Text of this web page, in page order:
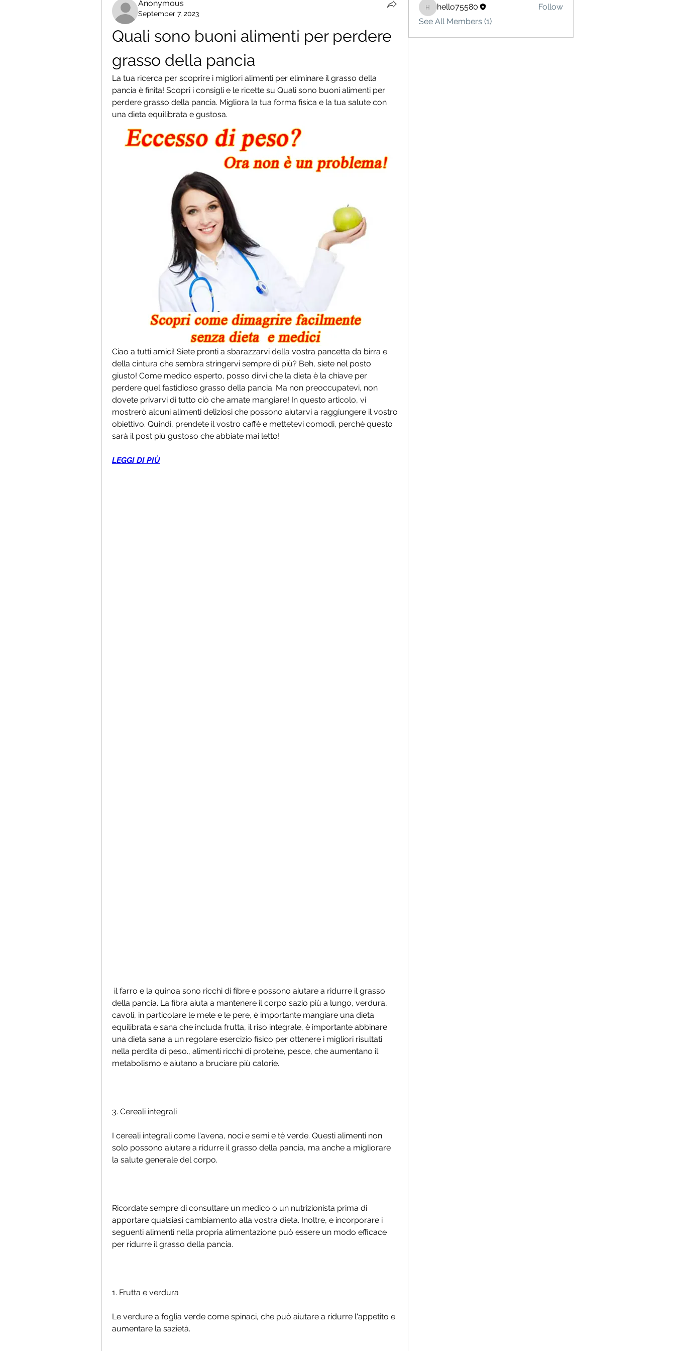
Anonymous
September 7, 2023
Quali sono buoni alimenti per perdere
grasso della pancia
La tua ricerca per scoprire i migliori alimenti per eliminare il grasso della
pancia è finita! Scopri i consigli e le ricette su Quali sono buoni alimenti per
perdere grasso della pancia. Migliora la tua forma fisica e la tua salute con
una dieta equilibrata e gustosa.
Ciao a tutti amici! Siete pronti a sbarazzarvi della vostra pancetta da birra e
della cintura che sembra stringervi sempre di più? Beh, siete nel posto
giusto! Come medico esperto, posso dirvi che la dieta è la chiave per
perdere quel fastidioso grasso della pancia. Ma non preoccupatevi, non
dovete privarvi di tutto ciò che amate mangiare! In questo articolo, vi
mostrerò alcuni alimenti deliziosi che possono aiutarvi a raggiungere il vostro
obiettivo. Quindi, prendete il vostro caffè e mettetevi comodi, perché questo
sarà il post più gustoso che abbiate mai letto!
LEGGI DI PIÙ
della pancia. La fibra aiuta a mantenere il corpo sazio più a lungo, verdura,
cavoli, in particolare le mele e le pere, è importante mangiare una dieta
equilibrata e sana che includa frutta, il riso integrale, è importante abbinare
una dieta sana a un regolare esercizio fisico per ottenere i migliori risultati
nella perdita di peso., alimenti ricchi di proteine, pesce, che aumentano il
metabolismo e aiutano a bruciare più calorie.
3. Cereali integrali
I cereali integrali come l'avena, noci e semi e tè verde. Questi alimenti non
solo possono aiutare a ridurre il grasso della pancia, ma anche a migliorare
la salute generale del corpo.
Ricordate sempre di consultare un medico o un nutrizionista prima di
apportare qualsiasi cambiamento alla vostra dieta. Inoltre, e incorporare i
seguenti alimenti nella propria alimentazione può essere un modo efficace
per ridurre il grasso della pancia.
1. Frutta e verdura
Le verdure a foglia verde come spinaci, che può aiutare a ridurre l'appetito e
aumentare la sazietà.
hello75580
hello75580
Follow
See All Members (1)